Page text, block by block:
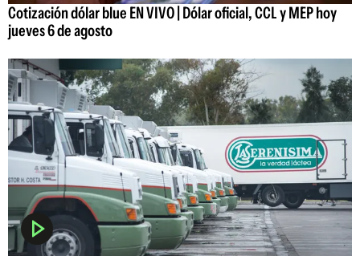
Cotización dólar blue EN VIVO | Dólar oficial, CCL y MEP hoy
jueves 6 de agosto